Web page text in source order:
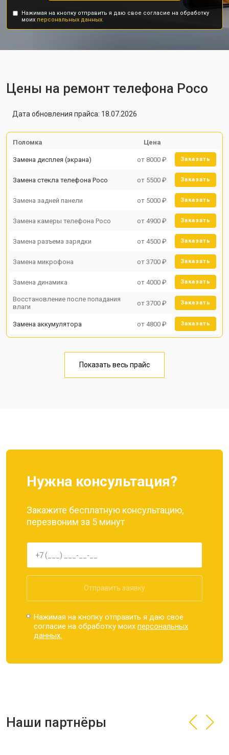
Нажимая на кнопку отправить я даю свое согласие на обработку
моих персональных данных.
Цены на ремонт телефона Poco
Дата обновления прайса: 18.07.2026
Поломка Цена
Замена дисплея (экрана) от 8000 ₽ Заказать
Замена стекла телефона Poco от 5500 ₽ Заказать
Замена задней панели от 5000 ₽ Заказать
Замена камеры телефона Poco от 4900 ₽ Заказать
Замена разъема зарядки от 4500 ₽ Заказать
Замена микрофона от 3700 ₽ Заказать
Замена динамика от 4000 ₽ Заказать
Восстановление после попадания
влаги
от 3700 ₽ Заказать
Замена аккумулятора от 4800 ₽ Заказать
Показать весь прайс
Нужна консультация?
Закажите бесплатную консультацию,
перезвоним за 5 минут
Отправить заявку
Нажимая на кнопку отправить я даю свое
согласие на обработку моихперсональных
данных.
Наши партнёры